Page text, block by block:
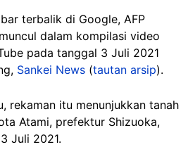
terbalik di Google, AFP
dalam kompilasi video
pada tanggal 3 Juli 2021
Sankei News (tautan arsip).
rekaman itu menunjukkan tanah
Atami, prefektur Shizuoka,
Juli 2021.